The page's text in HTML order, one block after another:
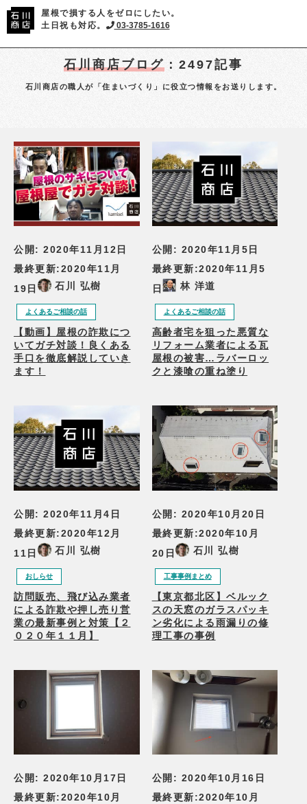
屋根で損する人をゼロにしたい。
土日祝も対応。
03-3785-1616
石川商店ブログ ：2497記事
石川商店の職人が「住まいづくり」に役立つ情報をお送りします。
公開: 2020年11月12日
最終更新:2020年11月
19日
石川 弘樹
よくあるご相談の話
【動画】屋根の詐欺につ
いてガチ対談！良くある
手口を徹底解説していき
ます！
公開: 2020年11月5日
最終更新:2020年11月5
日
林 洋道
よくあるご相談の話
高齢者宅を狙った悪質な
リフォーム業者による瓦
屋根の被害…ラバーロッ
クと漆喰の重ね塗り
公開: 2020年11月4日
最終更新:2020年12月
11日
石川 弘樹
おしらせ
訪問販売、飛び込み業者
による詐欺や押し売り営
業の最新事例と対策【２
０２０年１１月】
公開: 2020年10月20日
最終更新:2020年10月
20日
石川 弘樹
工事事例まとめ
【東京都北区】ベルック
スの天窓のガラスパッキ
ン劣化による雨漏りの修
理工事の事例
公開: 2020年10月17日
最終更新:2020年10月
公開: 2020年10月16日
最終更新:2020年10月